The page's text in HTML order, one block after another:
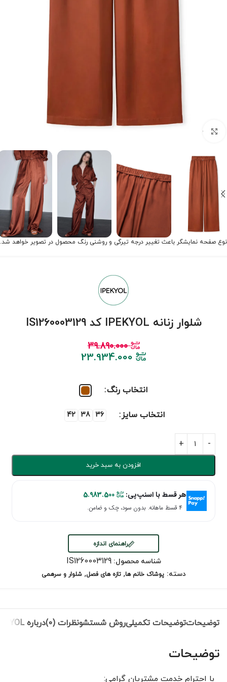
برای بزرگنمایی کلیک کنید
نوع صفحه نمایشگر باعث تغییر درجه تیرگی و روشنی رنگ محصول در تصویر خواهد شد.
شلوار زنانه IPEKYOL کد IS1260003129
39.890.000
23.934.000
انتخاب رنگ
انتخاب سایز 36
38
42
افزودن به سبد خرید
هر قسط با اسنپ‌پی: 5.983.500
۴ قسط ماهانه. بدون سود، چک و ضامن.
راهنمای اندازه
شناسه محصول:IS1260003129
دسته: پوشاک خانم ها, تازه های فصل, شلوار و سرهمی
توضیحاتتوضیحات تکمیلیروش شستشونظرات (0) درباره IPEKYOL
توضیحات
با احترام خدمت مشتریان گرامی: